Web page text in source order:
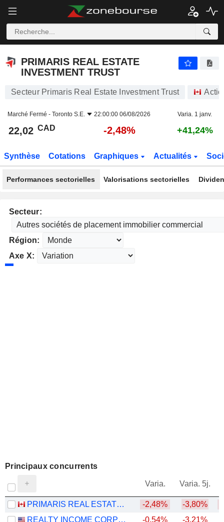
-2,48%
PRIMARIS REAL ESTATE
INVESTMENT TRUST
Secteur Primaris Real Estate Investment Trust
Marché Fermé - Toronto S.E. 22:00:00 06/08/2026 Varia. 1 janv.
22,02 CAD -2,48% +41,24%
Synthèse Cotations Graphiques Actualités
Performances sectorielles Valorisations sectorielles
Secteur:
Région:
Axe X:
Principaux concurrents
Varia. Varia. 5j.
PRIMARIS REAL ESTATE INVESTMENT TRUST
-2,48% -3,80%
REALTY INCOME CORPORATION
-0,54% -3,21%